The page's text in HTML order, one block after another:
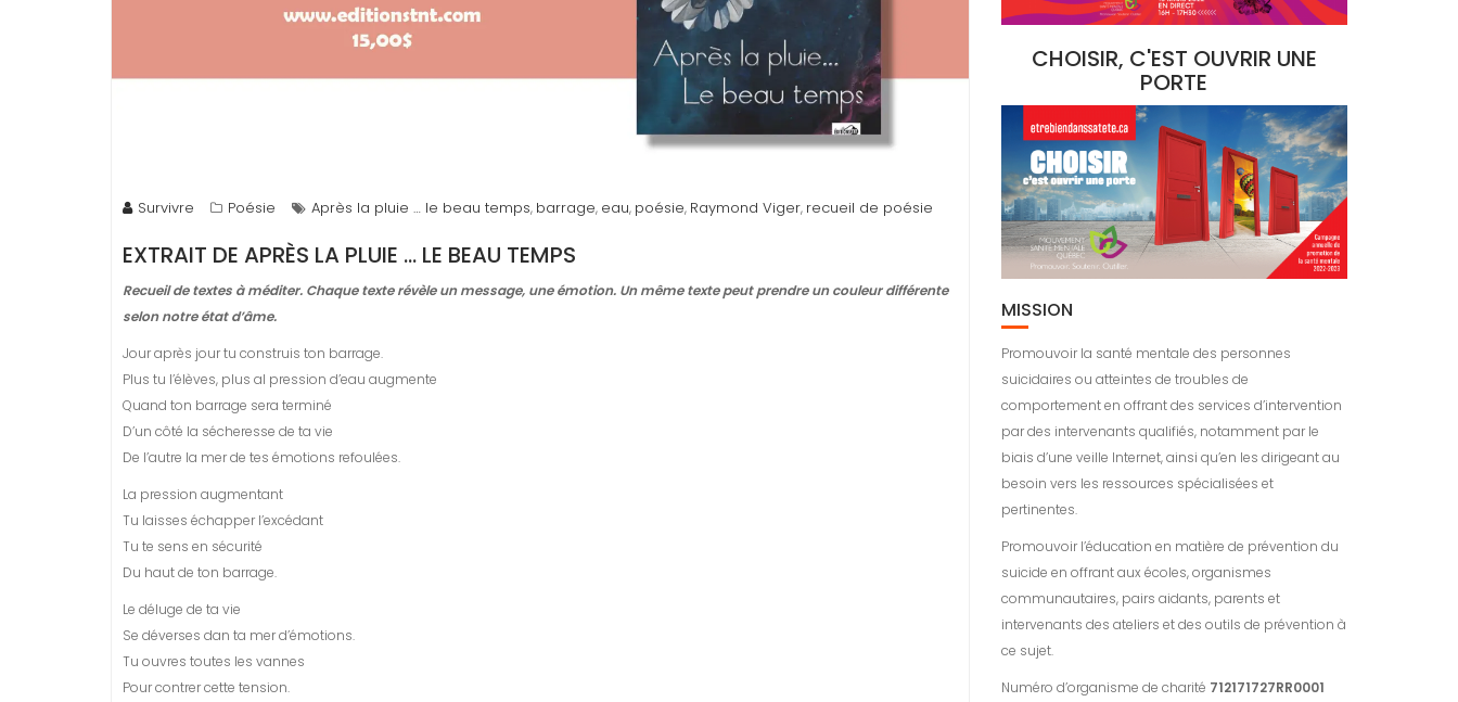
Survivre Poésie Après la pluie … le beau temps, barrage, eau, poésie, Raymond Viger, recueil de poésie
EXTRAIT DE APRÈS LA PLUIE … LE BEAU TEMPS
Recueil de textes à méditer. Chaque texte révèle un message, une émotion. Un même texte peut prendre un couleur différente
selon notre état d’âme.
Jour après jour tu construis ton barrage.
Plus tu l’élèves, plus al pression d’eau augmente
Quand ton barrage sera terminé
D’un côté la sécheresse de ta vie
De l’autre la mer de tes émotions refoulées.
La pression augmentant
Tu laisses échapper l’excédant
Tu te sens en sécurité
Du haut de ton barrage.
Le déluge de ta vie
Se déverses dan ta mer d’émotions.
Tu ouvres toutes les vannes
Pour contrer cette tension.
CHOISIR, C'EST OUVRIR UNE
PORTE
MISSION
Promouvoir la santé mentale des personnes
suicidaires ou atteintes de troubles de
comportement en offrant des services d’intervention
par des intervenants qualifiés, notamment par le
biais d’une veille Internet, ainsi qu’en les dirigeant au
besoin vers les ressources spécialisées et
pertinentes.
Promouvoir l’éducation en matière de prévention du
suicide en offrant aux écoles, organismes
communautaires, pairs aidants, parents et
intervenants des ateliers et des outils de prévention à
ce sujet.
Numéro d’organisme de charité 712171727RR0001